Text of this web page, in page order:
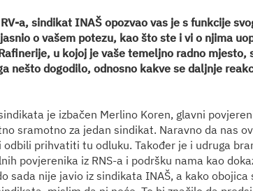
a, sindikat INAŠ opozvao vas je s funkcije
o vašem potezu, kao što ste i vi o njima
u kojoj je vaše temeljno radno mjesto,
nešto dogodilo, odnosno kakve se daljnje
je izbačen Merlino Koren, glavni
sramotno za jedan sindikat. Naravno da nas
odbili prihvatiti tu odluku. Također je i udruga
povjerenika iz RNS-a i podršku nama kao
sada nije javio iz sindikata INAŠ, a kako